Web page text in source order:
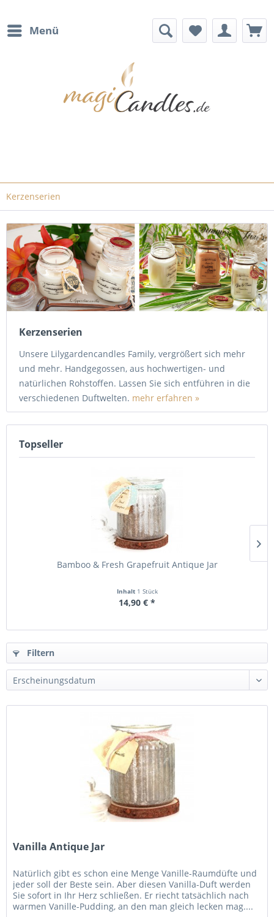
Menü
Kerzenserien
Kerzenserien
Unsere Lilygardencandles Family, vergrößert sich mehr
und mehr. Handgegossen, aus hochwertigen- und
natürlichen Rohstoffen. Lassen Sie sich entführen in die
verschiedenen Duftwelten. mehr erfahren »
Topseller
Bamboo & Fresh Grapefruit Antique Jar
Inhalt 1 Stück
14,90 € *
Filtern
Vanilla Antique Jar
Natürlich gibt es schon eine Menge Vanille-Raumdüfte und
jeder soll der Beste sein. Aber diesen Vanilla-Duft werden
Sie sofort in Ihr Herz schließen. Er riecht tatsächlich nach
warmen Vanille-Pudding, an den man gleich lecken mag....